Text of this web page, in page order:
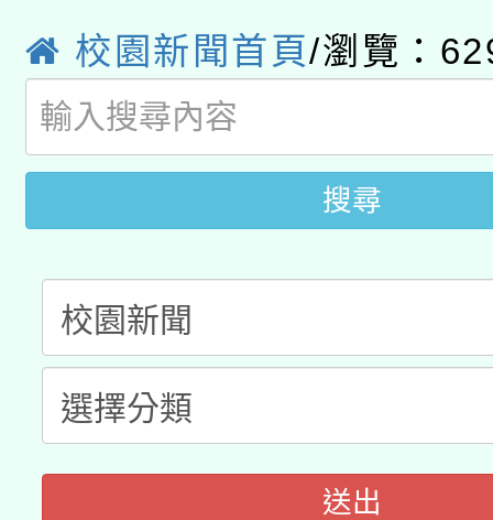
業成長研習」實施計畫
族教育國際趨勢與發展
新北市政府教育局辦理
師專業成長研習實施計
方素養工作坊新北場」
族語言臺北學習中心
「族語學習班」招生簡
轉知有關國立成功大學
文教學共融平台-教案
教育部國民及學前教育
年度COVID-19疫苗接
接種之民眾」措施，延
月28日止
校園新聞首頁/瀏覽：
搜尋
送出